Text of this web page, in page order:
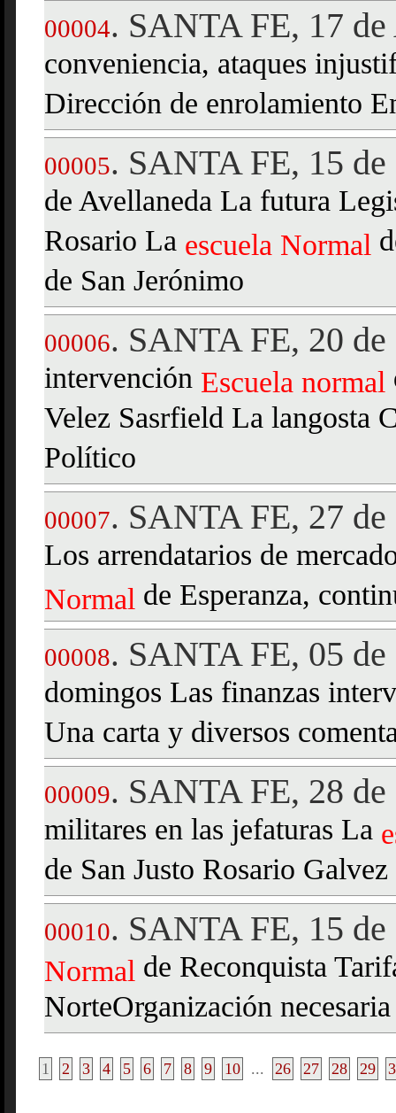
00004. SANTA FE, 17
conveniencia, ataques
Dirección de enrolamiento
00005. SANTA FE, 15 de
de Avellaneda La futura
Rosario La escuela Normal
de San Jerónimo
00006. SANTA FE, 20 de
intervención Escuela normal
Velez Sasrfield La langosta
Político
00007. SANTA FE, 27
Los arrendatarios de
Normal de Esperanza,
00008. SANTA FE, 05
domingos Las finanzas
Una carta y diversos
00009. SANTA FE, 28
militares en las jefaturas La
de San Justo Rosario Galvez
00010. SANTA FE, 15
Normal de Reconquista
NorteOrganización
1 2 3 4 5 6 7 8 9 10 ... 26 27 28 29